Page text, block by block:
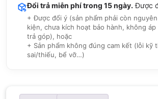
Đổi trả miễn phí trong 15 ngày. Được
+ Được đổi ý (sản phẩm phải còn
kiện, chưa kích hoạt bảo hành, không
trả góp), hoặc
+ Sản phẩm không đúng cam kết (lỗi kỹ
sai/thiếu, bể vỡ…)